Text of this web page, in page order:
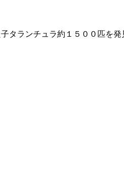
タランチュラ約１５００匹を発